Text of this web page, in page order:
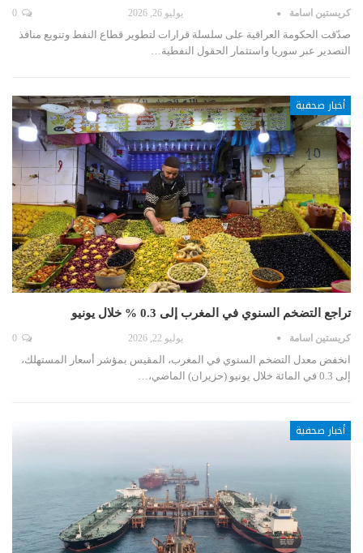
كريستين اسامة يوليو 26, 2026
صدّقت الحكومة العراقية على سلسلة قرارات لتطوير قطاع النفط وتنويع منافذ
التصدير عبر سوريا واستثمار الحقول النفطية…
أخبار صحفية
تراجع التضخم السنوي في المغرب إلى 0.3 % خلال يونيو
كريستين اسامة يوليو 22, 2026
انخفض معدل التضخم السنوي في المغرب، المقيس بمؤشر أسعار المستهلك،
إلى 0.3 في المائة خلال يونيو (حزيران) الماضي،…
أخبار صحفية